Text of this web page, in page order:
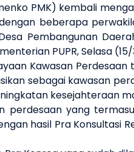
PMK) kembali
beberapa
Pembangunan
PUPR,Selasa
Kawasan Perdesaan
sebagai kawasan
kesejahteraan
perdesaan yang
hasil Pra Konsultasi